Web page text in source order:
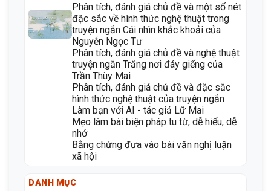
Phân tích, đánh giá chủ đề và một số nét
đặc sắc về hình thức nghệ thuật trong
truyện ngắn Cái nhìn khắc khoải của
Nguyễn Ngọc Tư
Phân tích, đánh giá chủ đề và nghệ thuật
truyện ngắn Trăng nơi đáy giếng của
Trần Thùy Mai
Phân tích, đánh giá chủ đề và đặc sắc
hình thức nghệ thuật của truyện ngắn
Làm bạn với AI - tác giả Lữ Mai
Mẹo làm bài biện pháp tu từ, dễ hiểu, dễ
Bằng chứng đưa vào bài văn nghị luận